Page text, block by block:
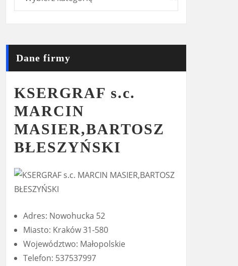
Dane firmy
KSERGRAF s.c.
MARCIN
MASIER,BARTOSZ
BŁESZYŃSKI
Adres: Nowohucka 52
Miasto: Kraków 31-580
Województwo: Małopolskie
Telefon: 537537997